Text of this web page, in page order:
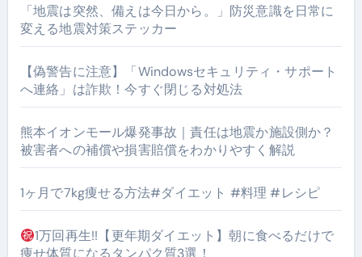
「地震は突然、備えは今日から。」防災意識を日常に
変える地震対策ステッカー
【偽警告に注意】「Windowsセキュリティ・サポート
へ連絡」は詐欺！今すぐ閉じる対処法
熊本イオンモール爆発事故｜責任は地震か施設側か？
被害者への補償や損害賠償をわかりやすく解説
1ヶ月で7kg痩せる方法#ダイエット #料理 #レシピ
1万回再生!!【更年期ダイエット】朝に食べるだけで
痩せ体質になるタンパク質3選！